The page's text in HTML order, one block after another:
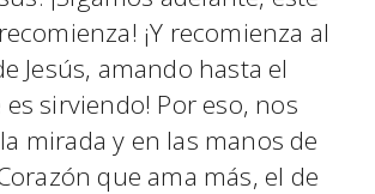
¡Y recomienza al
Jesús, amando hasta el
sirviendo! Por eso, nos
mirada y en las manos de
que ama más, el de